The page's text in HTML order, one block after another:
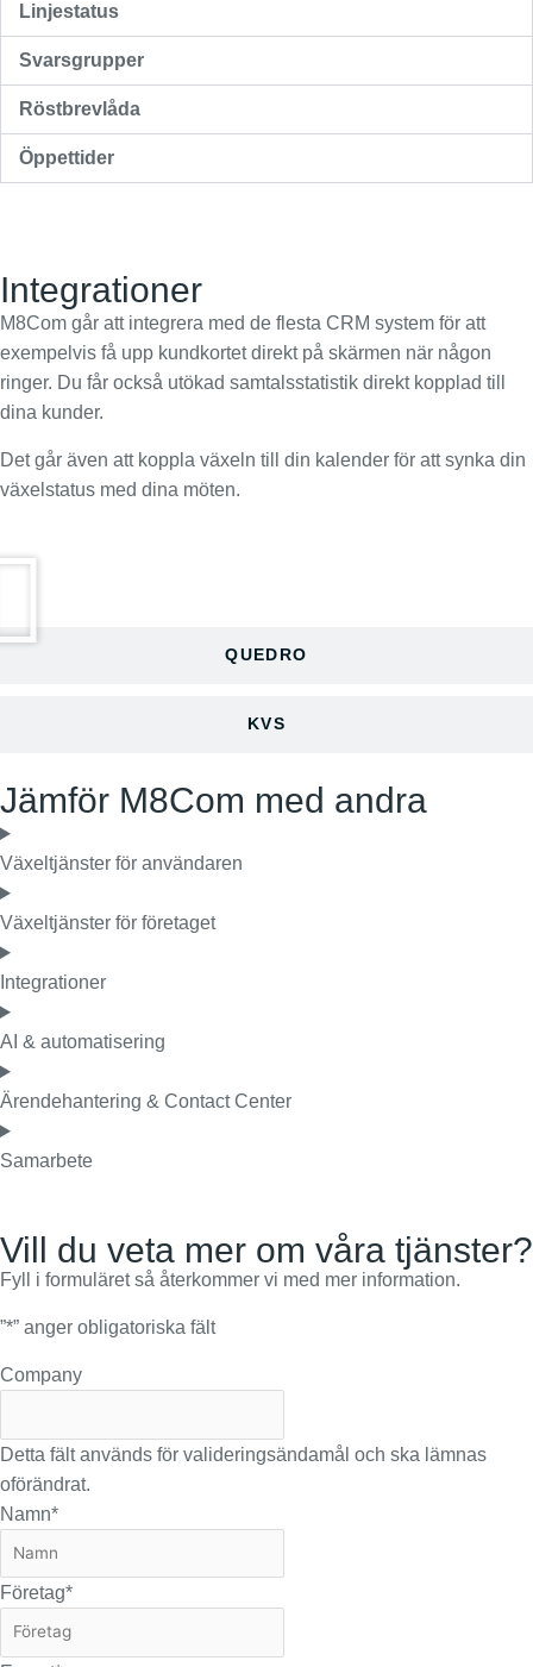
Linjestatus
Svarsgrupper
Röstbrevlåda
Öppettider
Integrationer
M8Com går att integrera med de flesta CRM system för att
exempelvis få upp kundkortet direkt på skärmen när någon
ringer. Du får också utökad samtalsstatistik direkt kopplad till
dina kunder.
Det går även att koppla växeln till din kalender för att synka din
växelstatus med dina möten.
QUEDRO
KVS
Jämför M8Com med andra
Växeltjänster för användaren
Växeltjänster för företaget
Integrationer
AI & automatisering
Ärendehantering & Contact Center
Samarbete
Vill du veta mer om våra tjänster?
Fyll i formuläret så återkommer vi med mer information.
”*” anger obligatoriska fält
Company
Detta fält används för valideringsändamål och ska lämnas
oförändrat.
Namn*
Företag*